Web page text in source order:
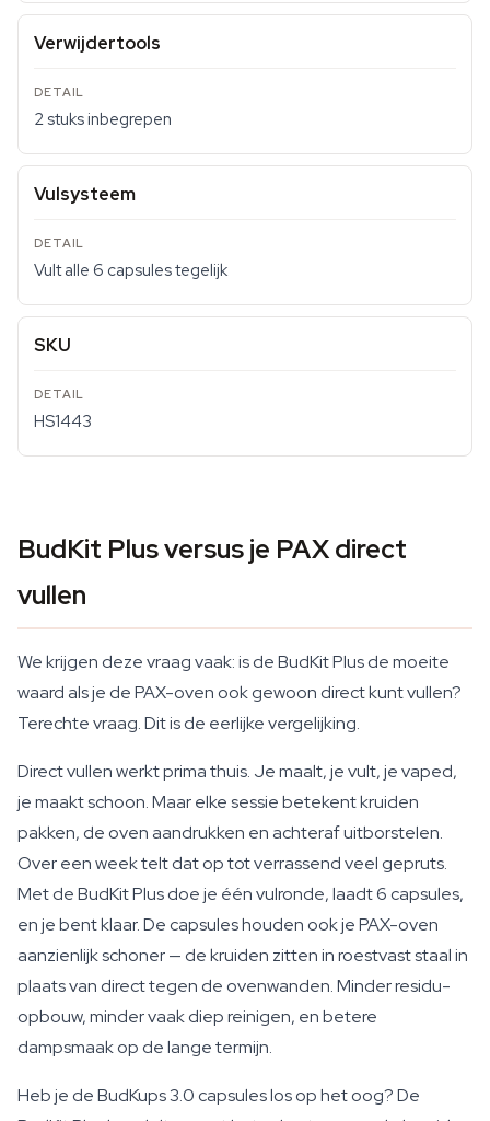
Verwijdertools
2 stuks inbegrepen
Vulsysteem
Vult alle 6 capsules tegelijk
SKU
HS1443
BudKit Plus versus je PAX direct
vullen
We krijgen deze vraag vaak: is de BudKit Plus de moeite
waard als je de PAX-oven ook gewoon direct kunt vullen?
Terechte vraag. Dit is de eerlijke vergelijking.
Direct vullen werkt prima thuis. Je maalt, je vult, je vaped,
je maakt schoon. Maar elke sessie betekent kruiden
pakken, de oven aandrukken en achteraf uitborstelen.
Over een week telt dat op tot verrassend veel gepruts.
Met de BudKit Plus doe je één vulronde, laadt 6 capsules,
en je bent klaar. De capsules houden ook je PAX-oven
aanzienlijk schoner — de kruiden zitten in roestvast staal in
plaats van direct tegen de ovenwanden. Minder residu-
opbouw, minder vaak diep reinigen, en betere
dampsmaak op de lange termijn.
Heb je de BudKups 3.0 capsules los op het oog? De